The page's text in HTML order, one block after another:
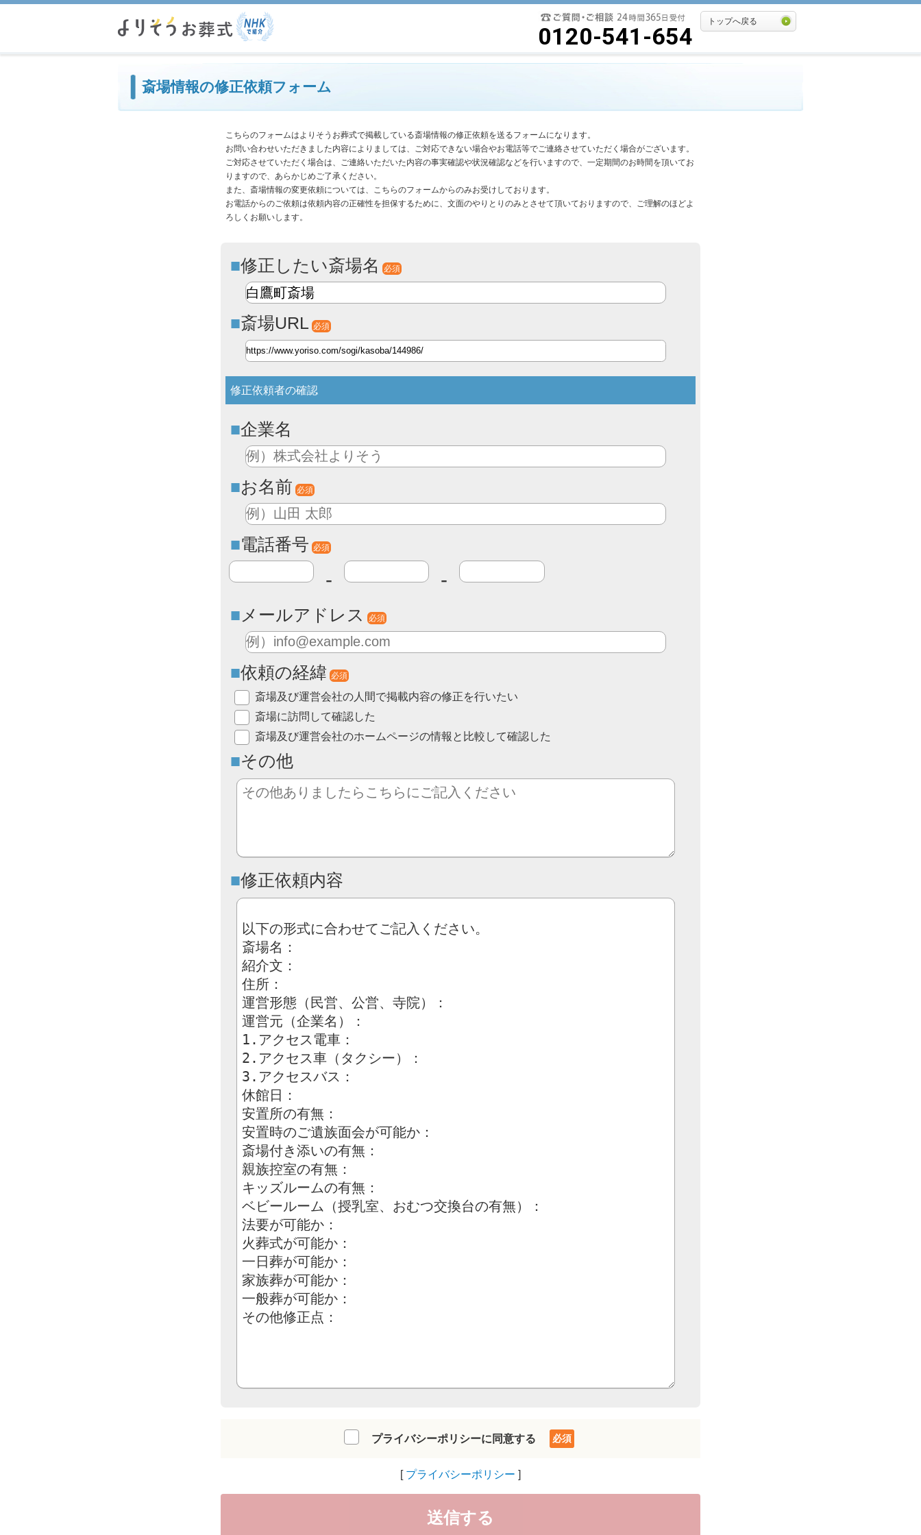
必要最低限に絞ったよりそうお葬式0120-541-654
トップへ戻る
斎場情報の修正依頼フォーム
こちらのフォームはよりそうお葬式で掲載している斎場情報の修正依頼を送るフォームになります。
お問い合わせいただきました内容によりましては、ご対応できない場合やお電話等でご連絡させていただく場合がございます。
ご対応させていただく場合は、ご連絡いただいた内容の事実確認や状況確認などを行いますので、一定期間のお時間を頂いてお
りますので、あらかじめご了承ください。
また、斎場情報の変更依頼については、こちらのフォームからのみお受けしております。
お電話からのご依頼は依頼内容の正確性を担保するために、文面のやりとりのみとさせて頂いておりますので、ご理解のほどよ
ろしくお願いします。
修正したい斎場名 必須
斎場URL 必須
修正依頼者の確認
企業名
お名前 必須
電話番号 必須
- -
メールアドレス 必須
依頼の経緯 必須
斎場及び運営会社の人間で掲載内容の修正を行いたい
斎場に訪問して確認した
斎場及び運営会社のホームページの情報と比較して確認した
その他
修正依頼内容
プライバシーポリシーに同意する
プライバシーポリシー
送信する